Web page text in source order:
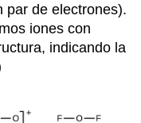
par de electrones).
iones con
indicando la